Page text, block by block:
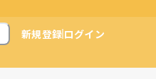
新規登録ログイン